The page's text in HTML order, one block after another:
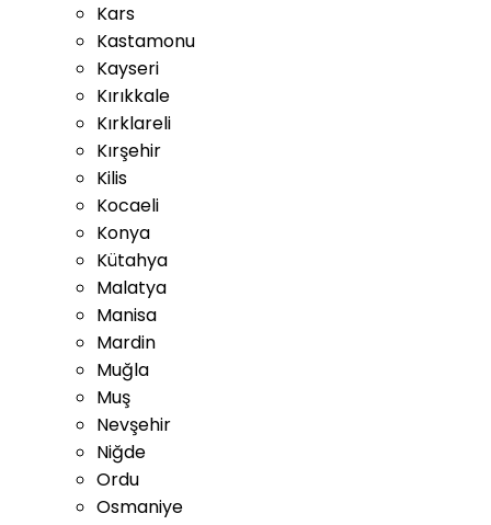
Kars
Kastamonu
Kayseri
Kırıkkale
Kırklareli
Kırşehir
Kilis
Kocaeli
Konya
Kütahya
Malatya
Manisa
Mardin
Muğla
Muş
Nevşehir
Niğde
Ordu
Osmaniye